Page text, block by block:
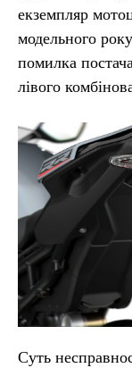
екземпляр
модельного
помилка
лівого
Суть